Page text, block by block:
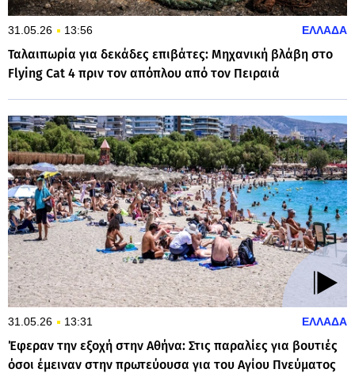
31.05.26 13:56 ΕΛΛΑΔΑ
Ταλαιπωρία για δεκάδες επιβάτες: Μηχανική βλάβη στο
Flying Cat 4 πριν τον απόπλου από τον Πειραιά
31.05.26 13:31 ΕΛΛΑΔΑ
Έφεραν την εξοχή στην Αθήνα: Στις παραλίες για βουτιές
όσοι έμειναν στην πρωτεύουσα για του Αγίου Πνεύματος